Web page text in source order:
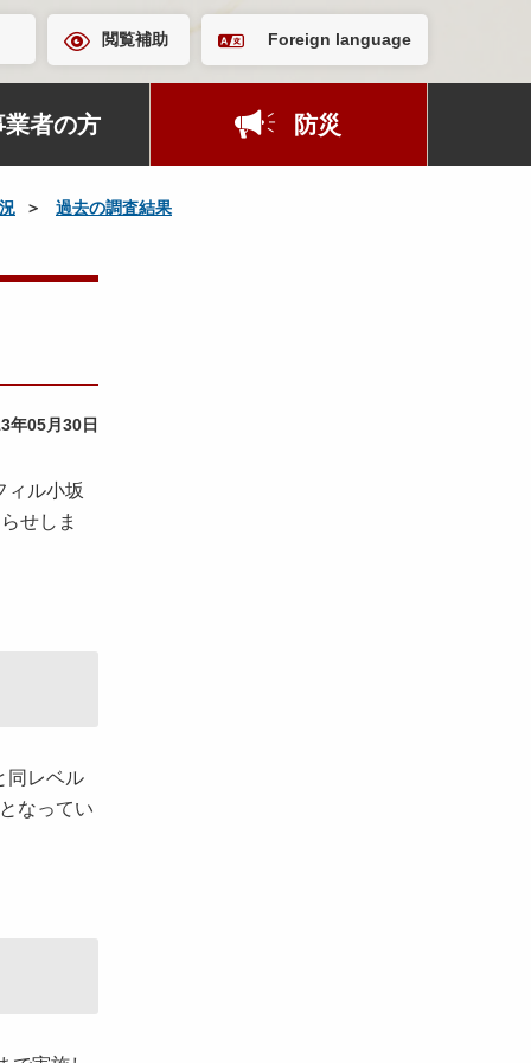
閲覧補助 Foreign language
業者の方 防災
過去の調査結果
年05月30日
ィル小坂
せしま
同レベル
なってい